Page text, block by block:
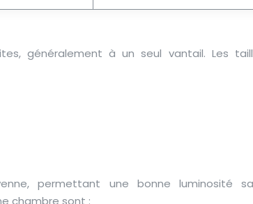
généralement à un seul vantail. Les
permettant une bonne luminosité